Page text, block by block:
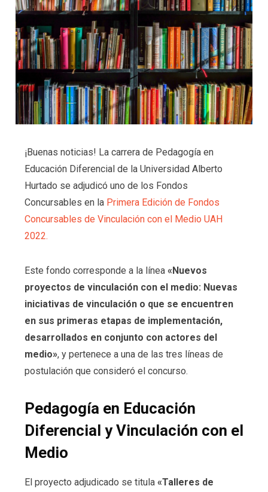
¡Buenas noticias! La carrera de Pedagogía en
Educación Diferencial de la Universidad Alberto
Hurtado se adjudicó uno de los Fondos
Concursables en la Primera Edición de Fondos
Concursables de Vinculación con el Medio UAH
2022.
Este fondo corresponde a la línea «Nuevos
proyectos de vinculación con el medio: Nuevas
iniciativas de vinculación o que se encuentren
en sus primeras etapas de implementación,
desarrollados en conjunto con actores del
medio», y pertenece a una de las tres líneas de
postulación que consideró el concurso.
Pedagogía en Educación
Diferencial y Vinculación con el
Medio
El proyecto adjudicado se titula «Talleres de